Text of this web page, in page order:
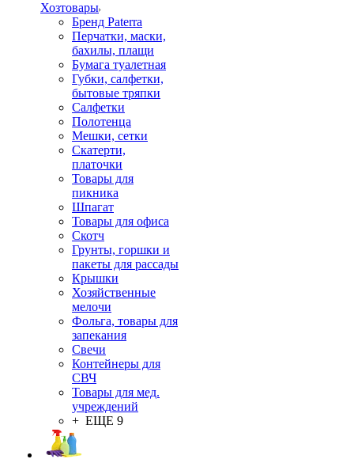
Хозтовары
Бренд Paterra
Перчатки, маски,
бахилы, плащи
Бумага туалетная
Губки, салфетки,
бытовые тряпки
Салфетки
Полотенца
Мешки, сетки
Скатерти,
платочки
Товары для
пикника
Шпагат
Товары для офиса
Скотч
Грунты, горшки и
пакеты для рассады
Крышки
Хозяйственные
мелочи
Фольга, товары для
запекания
Свечи
Контейнеры для
СВЧ
Товары для мед.
учреждений
+ ЕЩЕ 9